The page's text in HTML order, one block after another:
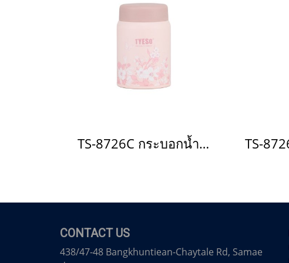
TS-8726C กระบอกน้ำเก็บอุณหภูมิ(copy)(copy)(copy)(copy)(copy)(copy)(copy)(copy)(copy)(copy)(copy)(copy)(copy)(copy)(copy)(copy)(copy)(copy)(copy)(copy)(copy)(copy)(copy)(copy)(copy)(copy)
CONTACT US
438/47-48 Bangkhuntiean-Chaytale Rd, Samae